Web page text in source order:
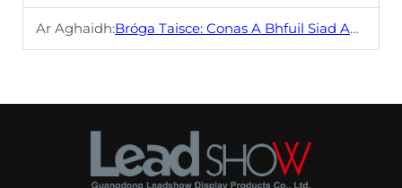
Ar Aghaidh:Bróga Taisce: Conas A Bhfuil Siad Ag Athrú ar an mBéaloideas Ríthálaíochta